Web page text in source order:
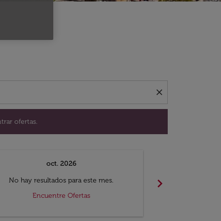
close
ofertas.
para encontrar ofertas.
oct. 2026
No hay resultados para este mes.
Encuentre Ofertas
chevron_right